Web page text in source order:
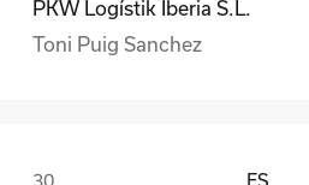
PKW Logístik Iberia S.L.
Toni Puig Sanchez
ES